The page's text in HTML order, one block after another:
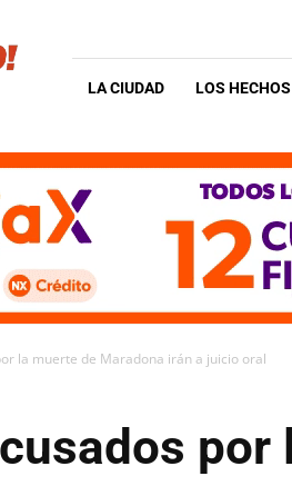
LA CIUDAD LOS HECHOS
la muerte de Maradona irán a juicio oral